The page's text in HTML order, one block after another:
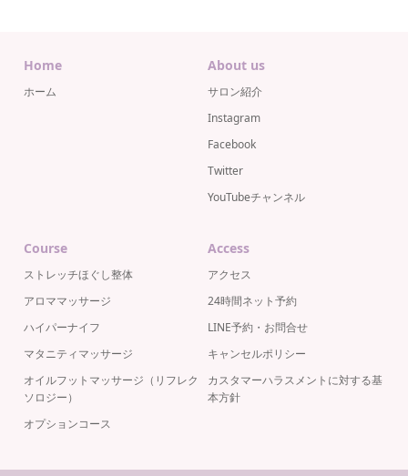
Home
ホーム
About us
サロン紹介
Instagram
Facebook
Twitter
YouTubeチャンネル
Course
ストレッチほぐし整体
アロママッサージ
ハイパーナイフ
マタニティマッサージ
オイルフットマッサージ（リフレク
ソロジー）
オプションコース
Access
アクセス
24時間ネット予約
LINE予約・お問合せ
キャンセルポリシー
カスタマーハラスメントに対する基
本方針